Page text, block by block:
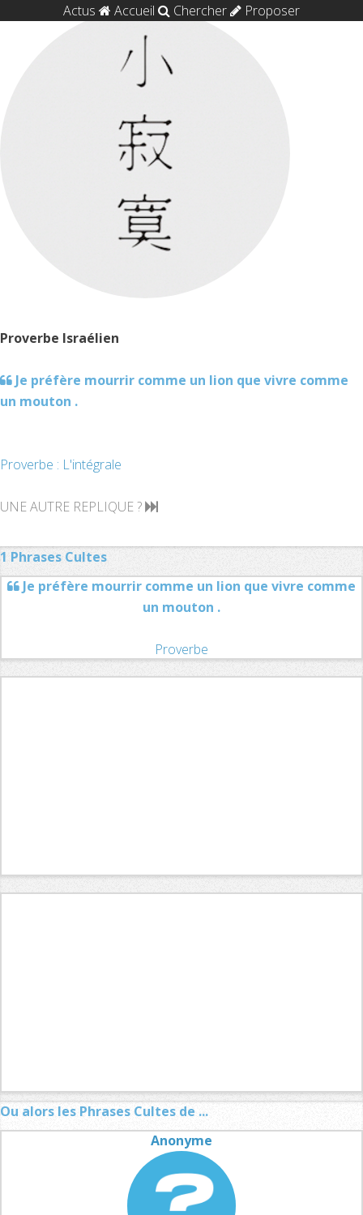
Actus Accueil Chercher Proposer
Proverbe Israélien
Je préfère mourrir comme un lion que vivre comme
un mouton .
Proverbe : L'intégrale
UNE AUTRE REPLIQUE ?
1 Phrases Cultes
Je préfère mourrir comme un lion que vivre comme
un mouton .
Proverbe
Ou alors les Phrases Cultes de ...
Anonyme